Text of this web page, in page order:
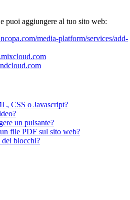
puoi aggiungere al tuo sito web:
media-platform/services/add-
CSS o Javascript?
un pulsante?
file PDF sul sito web?
blocchi?